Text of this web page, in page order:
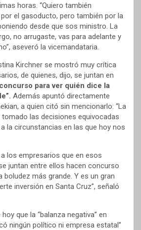
horas. “Quiero también
el gasoducto, pero también por la
desde que sos ministro. La
no arrugaste, vas para adelante y
aseveró la vicemandataria.
Kirchner se mostró muy crítica
de quienes, dijo, se juntan en
para ver quién dice la
Además apuntó directamente
a quien citó sin mencionarlo: “La
las decisiones equivocadas
la circunstancias en las que hoy nos
los empresarios que en esos
juntan entre ellos hacen concurso
boludez más grande. Y es un gran
inversión en Santa Cruz”, señaló
que la “balanza negativa” en
ningún político ni empresa estatal”